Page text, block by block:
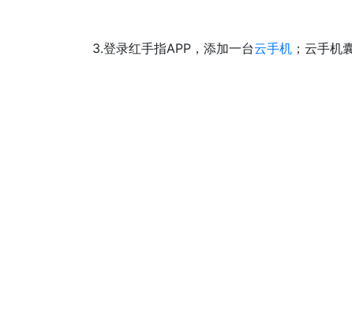
3.登录红手指APP，添加一台云手机 ；云手机